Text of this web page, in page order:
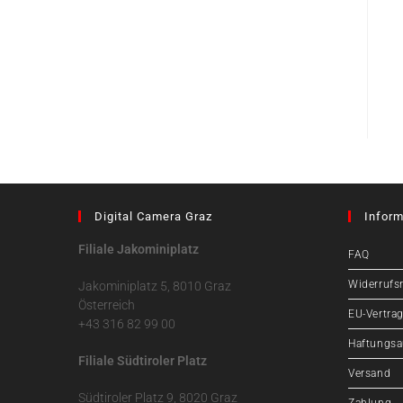
Digital Camera Graz
Filiale Jakominiplatz
Jakominiplatz 5, 8010 Graz
Österreich
+43 316 82 99 00
Filiale Südtiroler Platz
Südtiroler Platz 9, 8020 Graz
FAQ
EU-
Versand